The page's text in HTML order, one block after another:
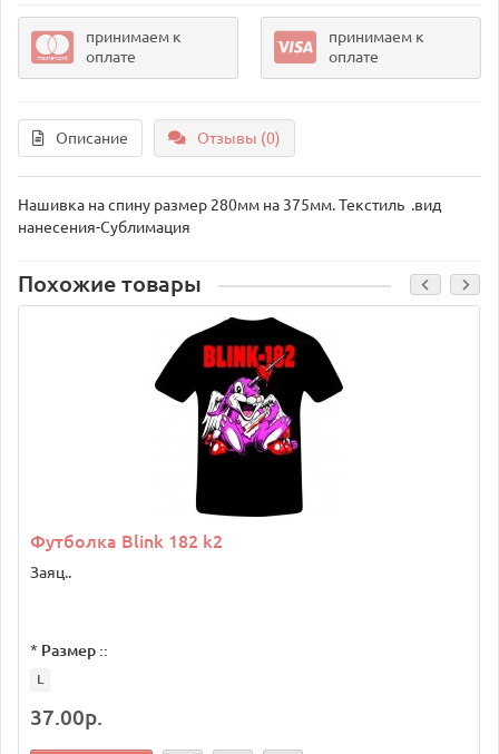
принимаем к
оплате
принимаем к
оплате
Описание Отзывы (0)
Нашивка на спину размер 280мм на 375мм. Текстиль .вид
нанесения-Сублимация
Похожие товары
Футболка Blink 182 k2
Заяц..
* Размер ::
L
37.00р.